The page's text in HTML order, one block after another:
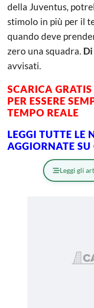
della Juventus,
stimolo in più per il
quando deve
zero una squadra.
avvisati.
SCARICA
PER ESSERE
TEMPO REALE
LEGGI TUTTE LE
AGGIORNATE
Leggi gli